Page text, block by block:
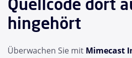
hingehört
Überwachen Sie mit Mimecast